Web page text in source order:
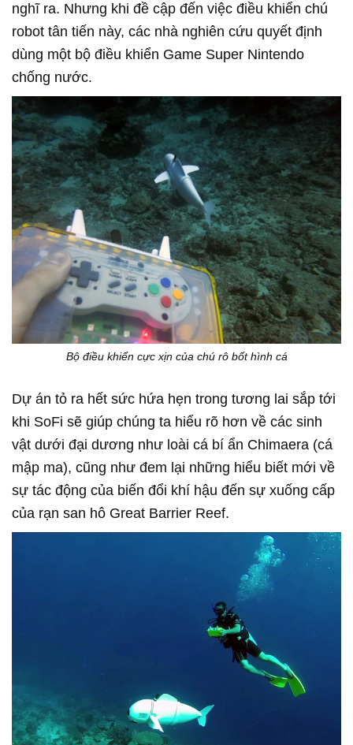
nghĩ ra. Nhưng khi đề cập đến việc điều khiển chú
robot tân tiến này, các nhà nghiên cứu quyết định
dùng một bộ điều khiển Game Super Nintendo
chống nước.
Bộ điều khiển cực xịn của chú rô bốt hình cá
Dự án tỏ ra hết sức hứa hẹn trong tương lai sắp tới
khi SoFi sẽ giúp chúng ta hiểu rõ hơn về các sinh
vật dưới đại dương như loài cá bí ẩn Chimaera (cá
mập ma), cũng như đem lại những hiểu biết mới về
sự tác động của biến đổi khí hậu đến sự xuống cấp
của rạn san hô Great Barrier Reef.